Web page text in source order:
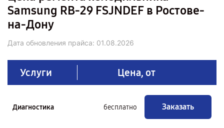
Samsung RB-29 FSJNDEF в Ростове-
на-Дону
Дата обновления прайса: 01.08.2026
Услуги Цена, от
Диагностика бесплатно Заказать